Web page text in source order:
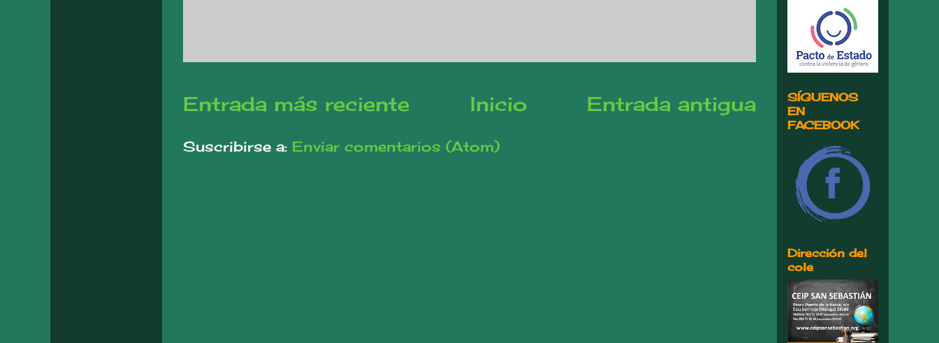
Entrada más reciente Entrada antigua
Inicio
Suscribirse a: Enviar comentarios (Atom)
SÍGUENOS
EN
FACEBOOK
Dirección del
cole